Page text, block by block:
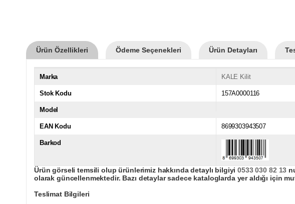
Ürün Özellikleri Ödeme Seçenekleri Ürün Detayları
Marka KALE Kilit
Stok Kodu 157A0000116
Model
EAN Kodu 8699303943507
Barkod
Ürün görseli temsili olup ürünlerimiz hakkında detaylı bilgiyi0533 030 82 13
olarak güncellenmektedir. Bazı detaylar sadece kataloglarda yer aldığı için
Teslimat Bilgileri